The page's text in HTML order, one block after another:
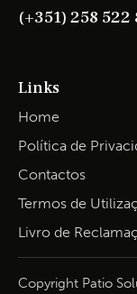
(+351) 258 522
Links
Home
Política de
Contactos
Termos de
Livro de
Copyright Patio